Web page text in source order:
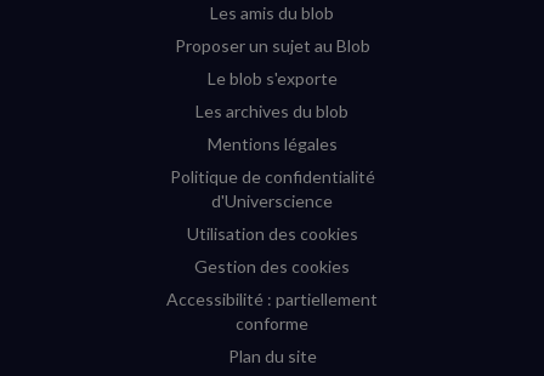
Les amis du blob
Proposer un sujet au Blob
Le blob s'exporte
Les archives du blob
Mentions légales
Politique de confidentialité
d'Universcience
Utilisation des cookies
Gestion des cookies
Accessibilité : partiellement
conforme
Plan du site